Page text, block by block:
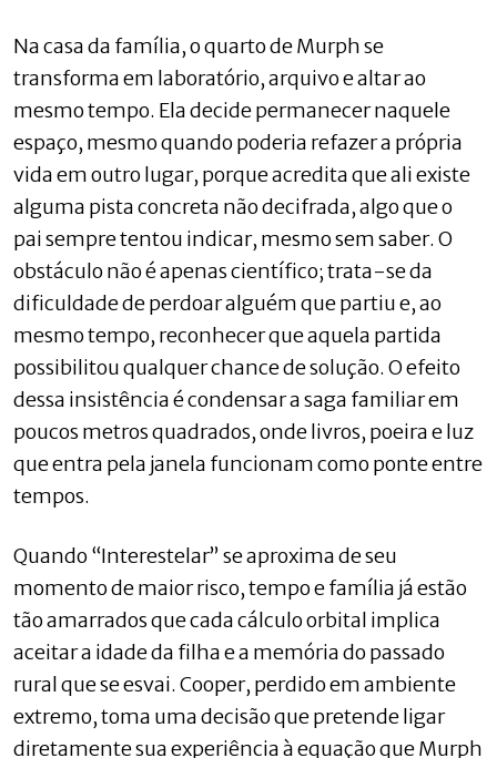
Na casa da família, o quarto de Murph se
transforma em laboratório, arquivo e altar ao
mesmo tempo. Ela decide permanecer naquele
espaço, mesmo quando poderia refazer a própria
vida em outro lugar, porque acredita que ali existe
alguma pista concreta não decifrada, algo que o
pai sempre tentou indicar, mesmo sem saber. O
obstáculo não é apenas científico; trata-se da
dificuldade de perdoar alguém que partiu e, ao
mesmo tempo, reconhecer que aquela partida
possibilitou qualquer chance de solução. O efeito
dessa insistência é condensar a saga familiar em
poucos metros quadrados, onde livros, poeira e luz
que entra pela janela funcionam como ponte entre
tempos.
Quando “Interestelar” se aproxima de seu
momento de maior risco, tempo e família já estão
tão amarrados que cada cálculo orbital implica
aceitar a idade da filha e a memória do passado
rural que se esvai. Cooper, perdido em ambiente
extremo, toma uma decisão que pretende ligar
diretamente sua experiência à equação que Murph